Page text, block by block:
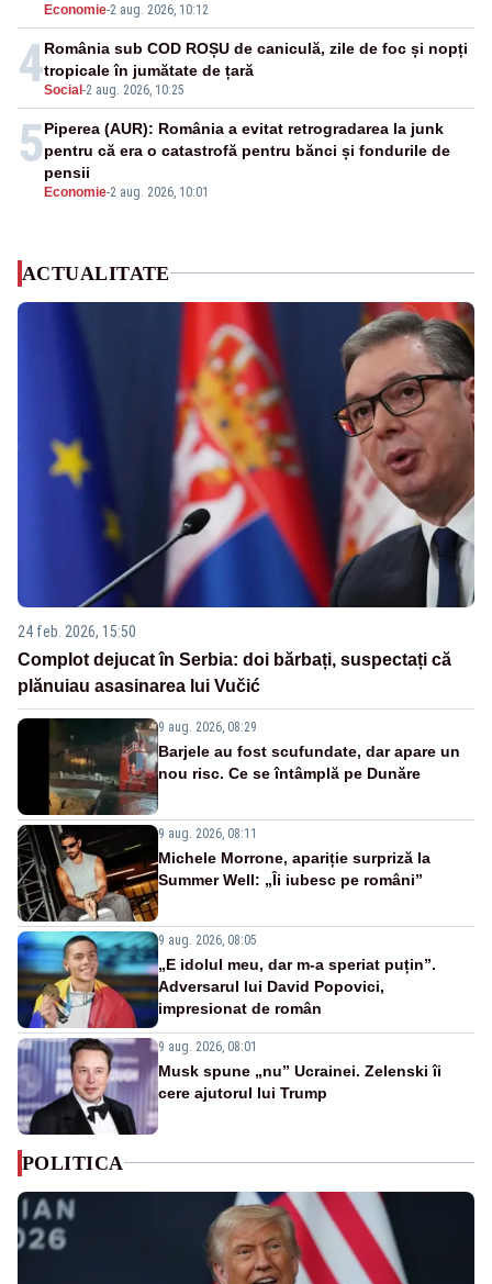
Economie-2 aug. 2026, 10:12
4Social -2 aug. 2026, 10:25
România sub COD ROȘU de caniculă, zile de foc și nopți
tropicale în jumătate de țară
5
Economie-2 aug. 2026, 10:01
Piperea (AUR): România a evitat retrogradarea la junk
pentru că era o catastrofă pentru bănci și fondurile de
pensii
ACTUALITATE
24 feb. 2026, 15:50
Complot dejucat în Serbia: doi bărbați, suspectați că
plănuiau asasinarea lui Vučić
9 aug. 2026, 08:29
Barjele au fost scufundate, dar apare un
nou risc. Ce se întâmplă pe Dunăre
9 aug. 2026, 08:11
Michele Morrone, apariție surpriză la
Summer Well: „Îi iubesc pe români”
9 aug. 2026, 08:05
„E idolul meu, dar m-a speriat puțin”.
Adversarul lui David Popovici,
impresionat de român
9 aug. 2026, 08:01
Musk spune „nu” Ucrainei. Zelenski îi
cere ajutorul lui Trump
POLITICA